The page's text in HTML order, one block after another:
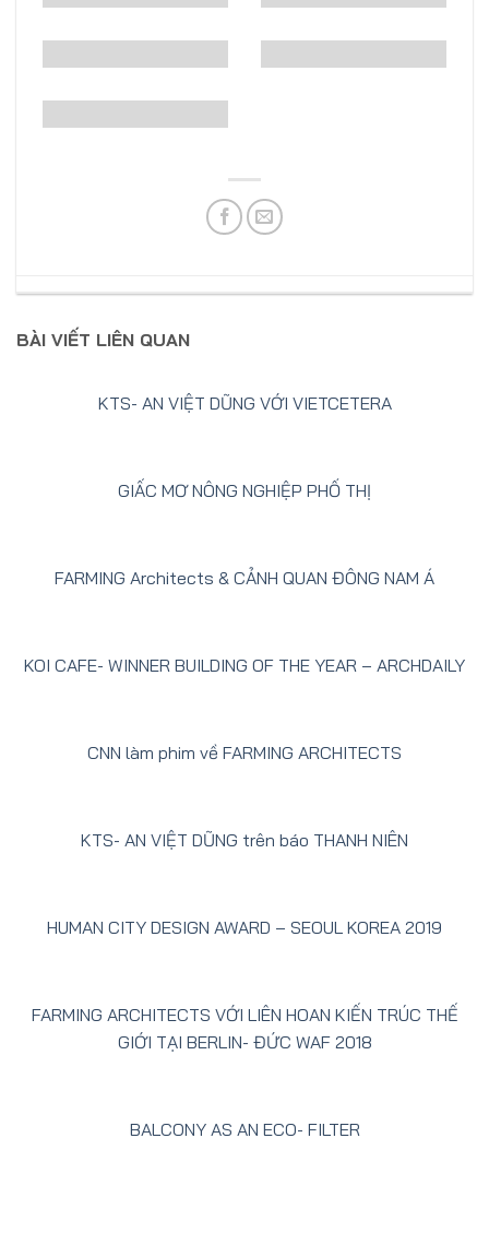
BÀI VIẾT LIÊN QUAN
KTS- AN VIỆT DŨNG VỚI VIETCETERA
GIẤC MƠ NÔNG NGHIỆP PHỐ THỊ
FARMING Architects & CẢNH QUAN ĐÔNG NAM Á
KOI CAFE- WINNER BUILDING OF THE YEAR – ARCHDAILY
CNN làm phim về FARMING ARCHITECTS
KTS- AN VIỆT DŨNG trên báo THANH NIÊN
HUMAN CITY DESIGN AWARD – SEOUL KOREA 2019
FARMING ARCHITECTS VỚI LIÊN HOAN KIẾN TRÚC THẾ
GIỚI TẠI BERLIN- ĐỨC WAF 2018
BALCONY AS AN ECO- FILTER